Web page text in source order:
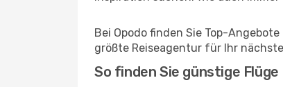
Bei Opodo finden Sie Top-
größte Reiseagentur für Ihr
So finden Sie günstige Flüge